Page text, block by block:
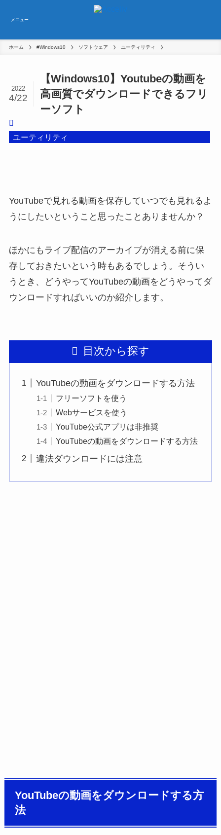
メニュー
ホーム #Windows10 ソフトウェア ユーティリティ
【Windows10】Youtubeの動画を
高画質でダウンロードできるフリ
ーソフト
2022
4/22
ユーティリティ
YouTubeで見れる動画を保存していつでも見れるよ
うにしたいということ思ったことありませんか？
ほかにもライブ配信のアーカイブが消える前に保
存しておきたいという時もあるでしょう。そうい
うとき、どうやってYouTubeの動画をどうやってダ
ウンロードすればいいのか紹介します。
目次から探す
YouTubeの動画をダウンロードする方法
フリーソフトを使う
Webサービスを使う
YouTube公式アプリは非推奨
YouTubeの動画をダウンロードする方法
違法ダウンロードには注意
YouTubeの動画をダウンロードする方
法